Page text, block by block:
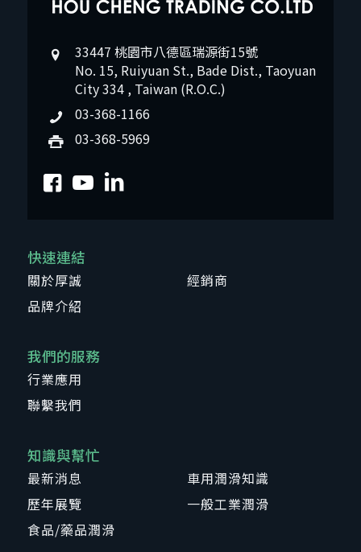
33447 桃園市八德區瑞源街15號
No. 15, Ruiyuan St., Bade Dist., Taoyuan
City 334 , Taiwan (R.O.C.)
03-368-1166
03-368-5969
快速連結
關於厚誠
品牌介紹
經銷商
我們的服務
行業應用
聯繫我們
知識與幫忙
最新消息
歷年展覽
食品/藥品潤滑
車用潤滑知識
一般工業潤滑